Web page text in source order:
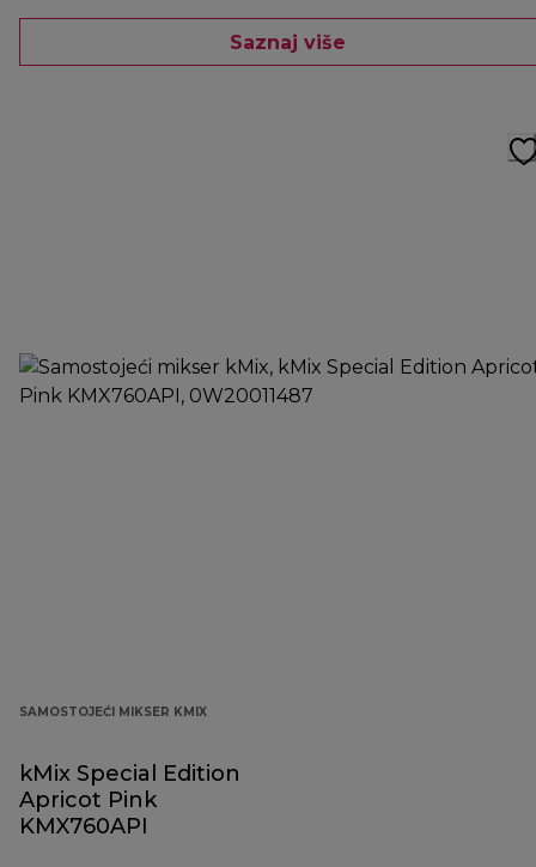
Saznaj više
SAMOSTOJEĆI MIKSER KMIX
kMix Special Edition
Apricot Pink
KMX760API